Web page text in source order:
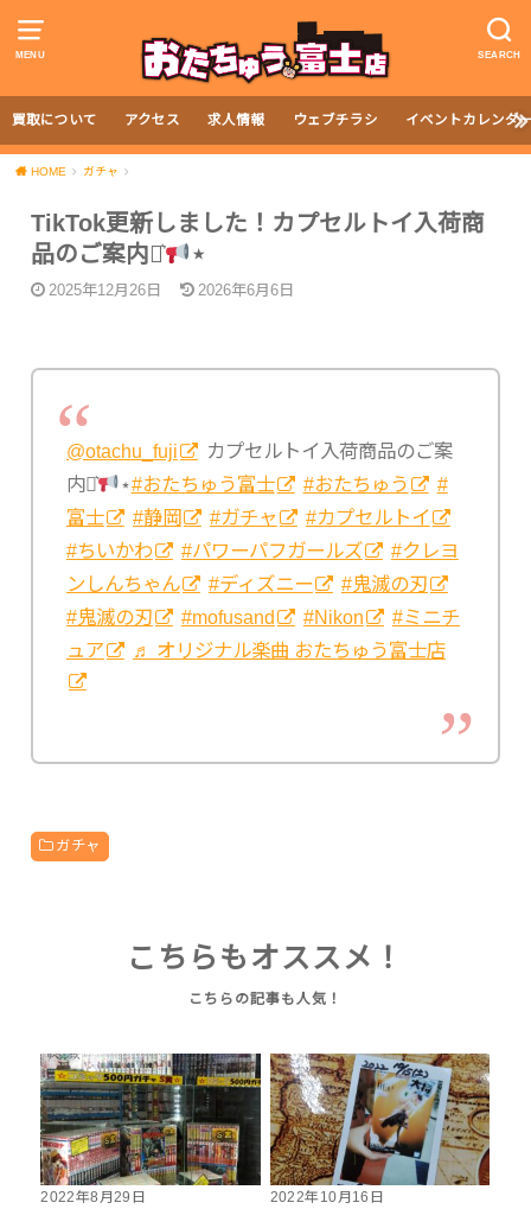
MENU SEARCH
買取について アクセス 求人情報 ウェブチラシ イベントカレンダ
HOME ガチャ
TikTok更新しました！カプセルトイ入荷商
品のご案内⋆͛
⋆
2025年12月26日 2026年6月6日
@otachu_fuji
カプセルトイ入荷商品のご案
内⋆͛
⋆#おたちゅう富士 #おたちゅう
#
富士
#静岡 #ガチャ
#カプセルトイ
#ちいかわ
#パワーパフガールズ
#クレヨ
ンしんちゃん
#ディズニー
#鬼滅の刃
#鬼滅の刃
#mofusand #Nikon
#ミニチ
ュア
♬ オリジナル楽曲 おたちゅう富士店
ガチャ
こちらもオススメ！
2022年8月29日
2022年10月16日